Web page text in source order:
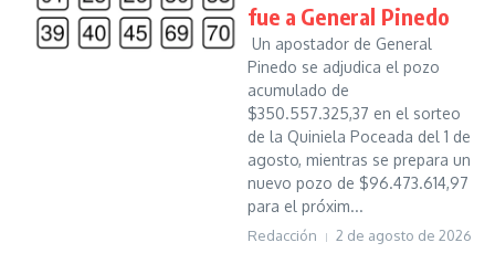
fue a General Pinedo
Un apostador de General
Pinedo se adjudica el pozo
acumulado de
$350.557.325,37 en el sorteo
de la Quiniela Poceada del 1 de
agosto, mientras se prepara un
nuevo pozo de $96.473.614,97
para el próxim...
Redacción 2 de agosto de 2026